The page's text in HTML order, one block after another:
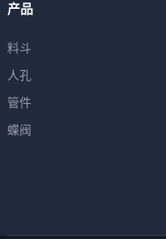
产品
料斗
人孔
管件
蝶阀